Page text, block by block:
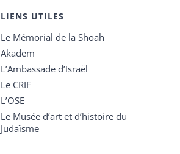
LIENS UTILES
Le Mémorial de la Shoah
Akadem
L’Ambassade d’Israël
Le CRIF
L’OSE
Le Musée d’art et d’histoire du
Judaïsme